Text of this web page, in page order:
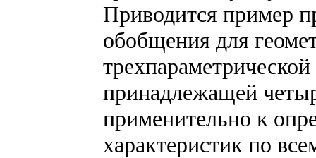
Приводится пример
обобщения для
принадлежащей
применительно к
характеристик по